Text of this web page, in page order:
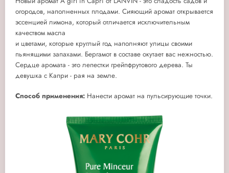
огородов, наполненных плодами. Сияющий аромат открывается
эссенцией лимона, который отличается исключительным
качеством масла
и цветами, которые круглый год наполняют улицы своими
пьянящими запахами. Бергамот в составе окутает вас нежностью.
Сердце аромата - это лепестки грейпфрутового дерева. Ты
девушка с Капри - рая на земле.
Способ применения: Нанести аромат на пульсирующие точки.